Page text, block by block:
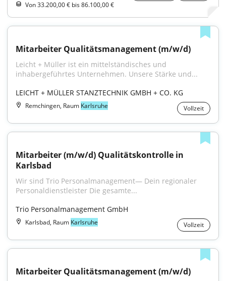
Von 33.200,00 € bis 86.100,00 €
Mitarbeiter Qualitätsmanagement (m/w/d)
Leicht + Müller ist ein mittelständisches und
inhabergeführtes Unternehmen. Unsere Stärke und...
LEICHT + MÜLLER STANZTECHNIK GMBH + CO. KG
Remchingen, Raum Karlsruhe Vollzeit
Mitarbeiter (m/w/d) Qualitätskontrolle in
Karlsbad
Wir sind Trio Personalmanagement— Dein regionaler
Personaldienstleister Die gesamte...
Trio Personalmanagement GmbH
Karlsbad, Raum Karlsruhe Vollzeit
Mitarbeiter Qualitätsmanagement (m/w/d)